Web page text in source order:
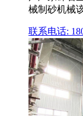
械制砂机械
联系电话: